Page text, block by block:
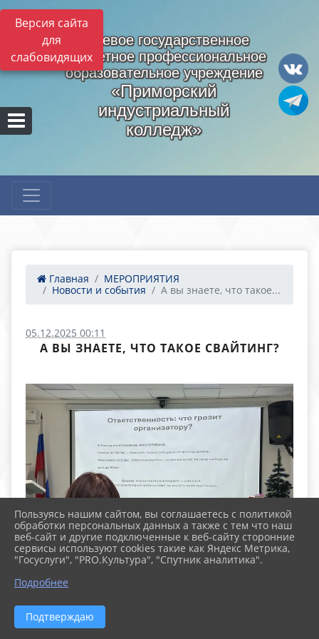
Версия сайта
для
слабовидящих
Краевое государственное
бюджетное профессиональное
образовательное учреждение
«Приморский
индустриальный
колледж»
Главная
МЕРОПРИЯТИЯ
Новости и события
А вы знаете, что такое...
05.12.2025 00:11
А ВЫ ЗНАЕТЕ, ЧТО ТАКОЕ СВАЙТИНГ?
Пользуясь нашим сайтом, вы соглашаетесь с политикой
обработки персональных данных а также с тем что наш
веб-сайт и другие подключенные к веб-сайту сторонние
сервисы используют cookies такие как Яндекс Метрика,
"Госуслуги", "PRO.Культура", "Спутник аналитика".
Подробнее
Подтверждаю